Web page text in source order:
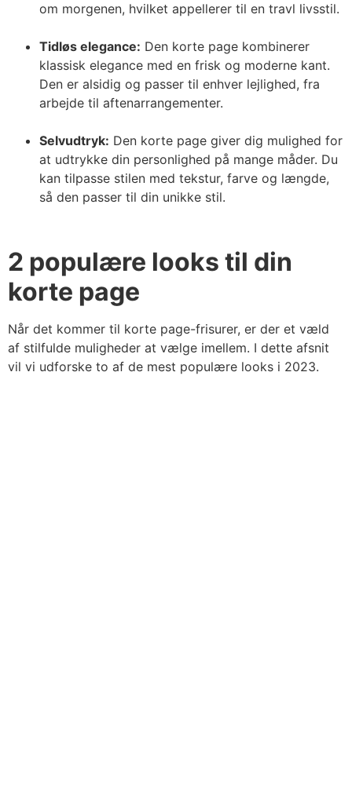
om morgenen, hvilket appellerer til en travl livsstil.
Tidløs elegance: Den korte page kombinerer
klassisk elegance med en frisk og moderne kant.
Den er alsidig og passer til enhver lejlighed, fra
arbejde til aftenarrangementer.
Selvudtryk: Den korte page giver dig mulighed for
at udtrykke din personlighed på mange måder. Du
kan tilpasse stilen med tekstur, farve og længde,
så den passer til din unikke stil.
2 populære looks til din
korte page
Når det kommer til korte page-frisurer, er der et væld
af stilfulde muligheder at vælge imellem. I dette afsnit
vil vi udforske to af de mest populære looks i 2023.